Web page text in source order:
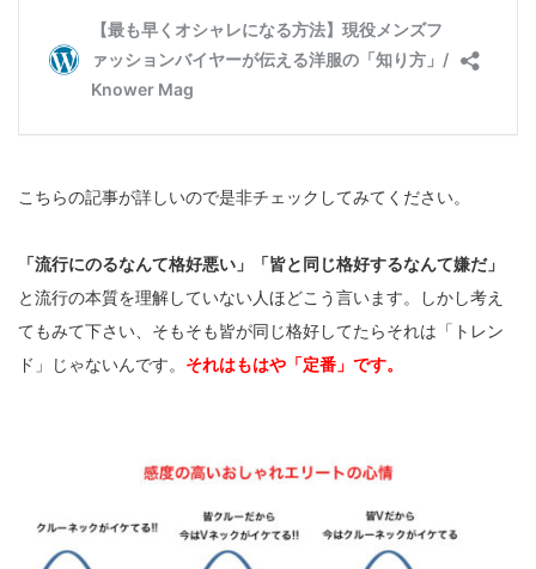
こちらの記事が詳しいので是非チェックしてみてください。
「流行にのるなんて格好悪い」「皆と同じ格好するなんて嫌だ」
と流行の本質を理解していない人ほどこう言います。しかし考え
てもみて下さい、そもそも皆が同じ格好してたらそれは「トレン
ド」じゃないんです。 それはもはや「定番」です。